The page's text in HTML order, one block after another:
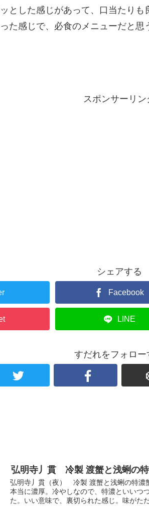
とした感じがあって、口当たりも
た感じで、必食のメニューだと思
スポンサーリン
シェアする
Facebook
LINE
すだれをフォロー
弘明寺丿貫 冷製 渡蟹と浅蜊の
弘明寺丿貫（夜） 冷製 渡蟹と浅蜊の特濃
本当に濃厚。冷やしなので、特濃といいつ
た。いい意味で、裏切られた感じ。味がた